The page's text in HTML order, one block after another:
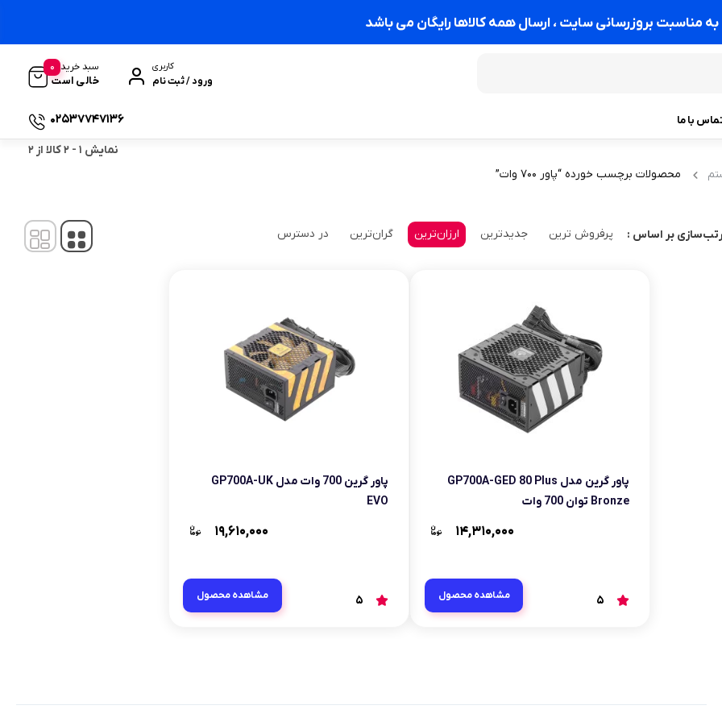
به مناسبت بروزرسانی سایت ، ارسال همه کالاها رایگان می باشد
کاربری
ورود / ثبت نام
سبد خرید
خالی است
0
با ما 02537747136
محصولات برچسب خورده “پاور 700 وات”
نمایش 1
-
2کالا از 2
بر اساس : پرفروش ترین جدیدترین ارزان‌ترین گران‌ترین در دسترس
پاور گرین مدل GP700A-GED 80 Plus
Bronze توان 700 وات
۱۴,۳۱۰,۰۰۰
مشاهده محصول 5
پاور گرین 700 وات مدل GP700A-UK
EVO
۱۹,۶۱۰,۰۰۰
مشاهده محصول 5